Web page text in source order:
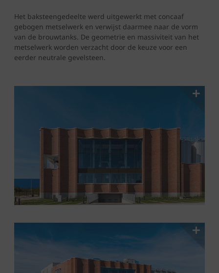
Het baksteengedeelte werd uitgewerkt met concaaf
gebogen metselwerk en verwijst daarmee naar de vorm
van de brouwtanks. De geometrie en massiviteit van het
metselwerk worden verzacht door de keuze voor een
eerder neutrale gevelsteen.